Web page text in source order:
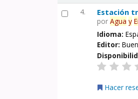
4. Estación
porAgua y
Idioma:
Editor:
Hacer